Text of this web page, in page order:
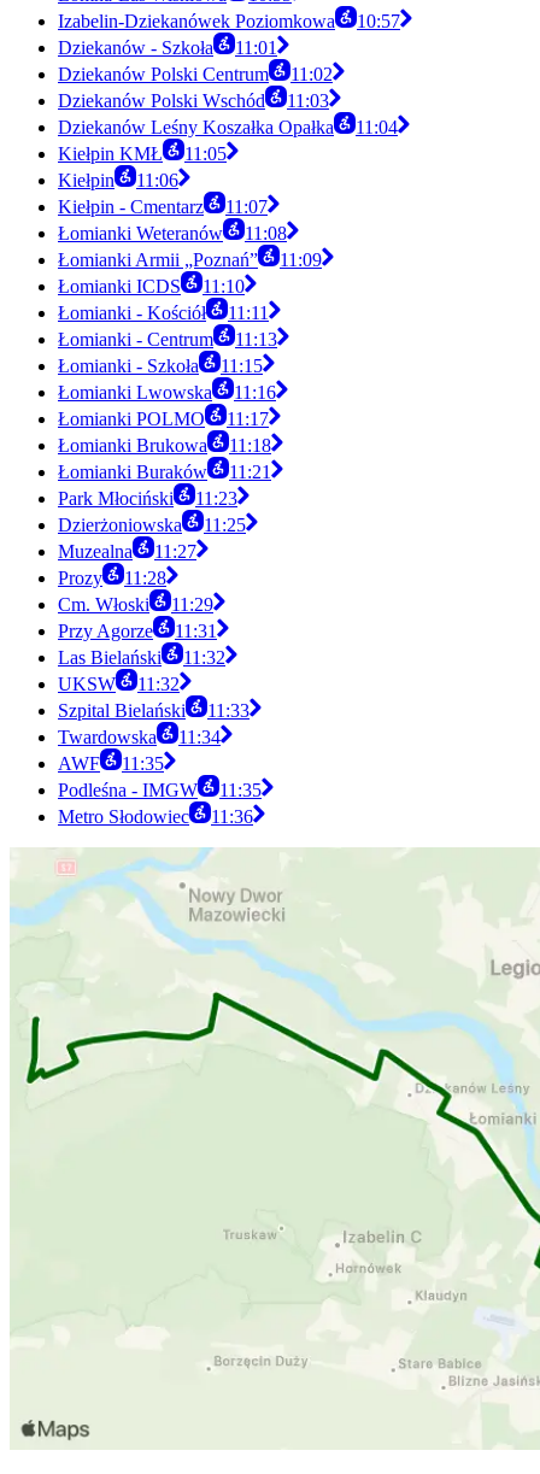
Izabelin-Dziekanówek Poziomkowa
10:57
Dziekanów - Szkoła
11:01
Dziekanów Polski Centrum
11:02
Dziekanów Polski Wschód
11:03
Dziekanów Leśny Koszałka Opałka
11:04
Kiełpin KMŁ
11:05
Kiełpin
11:06
Kiełpin - Cmentarz
11:07
Łomianki Weteranów
11:08
Łomianki Armii „Poznań”
11:09
Łomianki ICDS
11:10
Łomianki - Kościół
11:11
Łomianki - Centrum
11:13
Łomianki - Szkoła
11:15
Łomianki Lwowska
11:16
Łomianki POLMO
11:17
Łomianki Brukowa
11:18
Łomianki Buraków
11:21
Park Młociński
11:23
Dzierżoniowska
11:25
Muzealna
11:27
Prozy
11:28
Cm. Włoski
11:29
Przy Agorze
11:31
Las Bielański
11:32
UKSW
11:32
Szpital Bielański
11:33
Twardowska
11:34
AWF
11:35
Podleśna - IMGW
11:35
Metro Słodowiec
11:36